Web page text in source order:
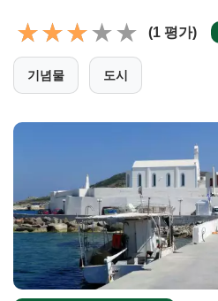
(1 평가)
기념물 도시